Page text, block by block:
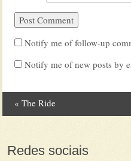
Notify me of follow-up
Notify me of new posts by
Post
« The Ride
Redes sociais